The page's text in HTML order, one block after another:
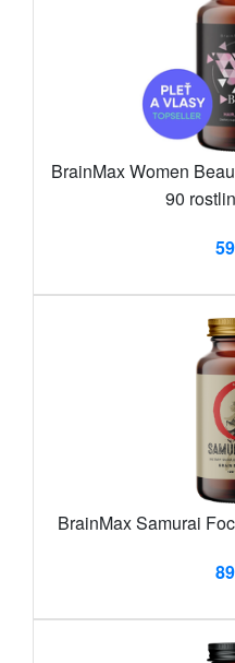
BrainMax Women
90
BrainMax Samurai